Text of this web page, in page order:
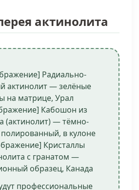
актинолита
Радиально-
актинолит — зелёные
на матрице, Урал
Кабошон из
(актинолит) — тёмно-
в кулоне
Кристаллы
с гранатом —
образец, Канада
профессиональные